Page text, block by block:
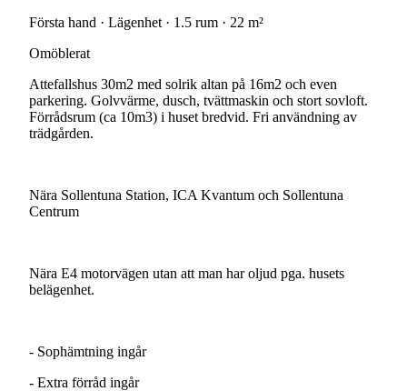
Första hand · Lägenhet · 1.5 rum · 22 m²
Omöblerat
Attefallshus 30m2 med solrik altan på 16m2 och even
parkering. Golvvärme, dusch, tvättmaskin och stort sovloft.
Förrådsrum (ca 10m3) i huset bredvid. Fri användning av
trädgården.
Nära Sollentuna Station, ICA Kvantum och Sollentuna
Centrum
Nära E4 motorvägen utan att man haroljud pga. husets
belägenhet.
- Sophämtning ingår
- Extra förråd ingår